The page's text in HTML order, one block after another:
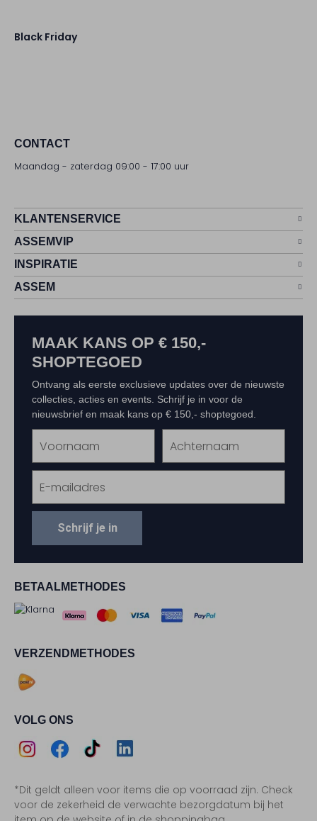
Black Friday
CONTACT
Maandag - zaterdag 09:00 - 17:00 uur
KLANTENSERVICE
ASSEMVIP
INSPIRATIE
ASSEM
BETAALMETHODES
VERZENDMETHODES
VOLG ONS
Instagram
Facebook
TikTokLinkedIn
*Dit geldt alleen voor items die op voorraad zijn. Check
voor de zekerheid de verwachte bezorgdatum bij het
MAAK KANS OP € 150,-
SHOPTEGOED
Ontvang als eerste exclusieve updates over de nieuwste
collecties, acties en events. Schrijf je in voor de
nieuwsbrief en maak kans op € 150,- shoptegoed.
Schrijf je in